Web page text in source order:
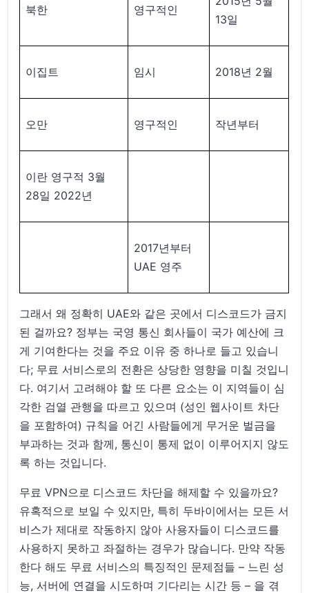
북한 영구적인
13일
이집트 임시 2018년 2월
오만 영구적인 작년부터
이란 영구적 3월
28일 2022년
2017년부터
UAE 영주
그래서 왜 정확히 UAE와 같은 곳에서 디스코드가 금지
된 걸까요? 정부는 국영 통신 회사들이 국가 예산에 크
게 기여한다는 것을 주요 이유 중 하나로 들고 있습니
다; 무료 서비스로의 전환은 상당한 영향을 미칠 것입니
다. 여기서 고려해야 할 또 다른 요소는 이 지역들이 심
각한 검열 관행을 따르고 있으며 (성인 웹사이트 차단
을 포함하여) 규칙을 어긴 사람들에게 무거운 벌금을
부과하는 것과 함께, 통신이 통제 없이 이루어지지 않도
록 하는 것입니다.
무료 VPN으로 디스코드 차단을 해제할 수 있을까요?
유혹적으로 보일 수 있지만, 특히 두바이에서는 모든 서
비스가 제대로 작동하지 않아 사용자들이 디스코드를
사용하지 못하고 좌절하는 경우가 많습니다. 만약 작동
한다 해도 무료 서비스의 특징적인 문제점들 – 느린 성
능, 서버에 연결을 시도하며 기다리는 시간 등 – 을 겪